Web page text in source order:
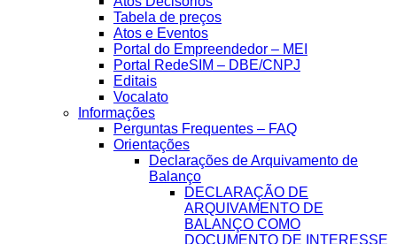
Tabela de preços
Atos e Eventos
Portal do Empreendedor – MEI
Portal RedeSIM – DBE/CNPJ
Editais
Vocalato
Informações
Perguntas Frequentes – FAQ
Orientações
Declarações de Arquivamento de
Balanço
DECLARAÇÃO DE
ARQUIVAMENTO DE
BALANÇO COMO
DOCUMENTO DE INTERESSE